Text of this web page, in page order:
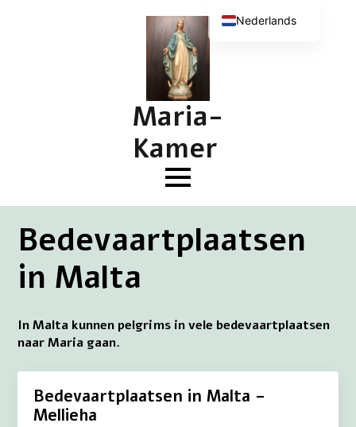
Maria-
Kamer
Bedevaartplaatsen
in Malta
In Malta kunnen pelgrims in vele bedevaartplaatsen
naar Maria gaan.
Bedevaartplaatsen in Malta –
Mellieha
Nederlands